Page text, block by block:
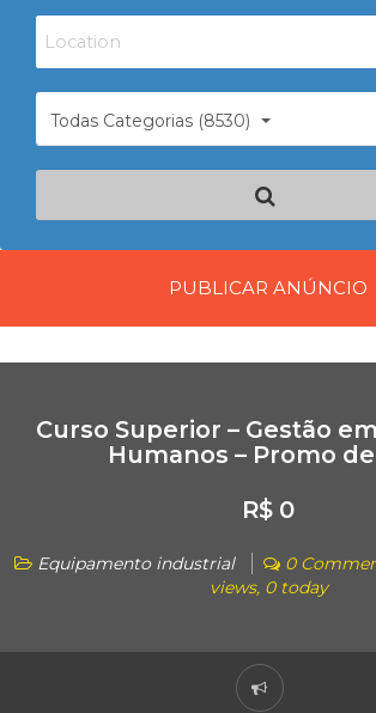
Todas Categorias (8530)
PUBLICAR ANÚNCIO
Curso Superior – Gestão
Humanos – Promo de
R$ 0
Equipamento industrial 0
views, 0 today